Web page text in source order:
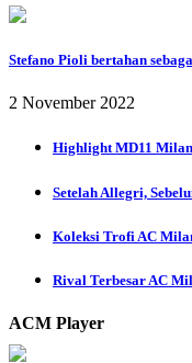
Stefano Pioli bertahan
2 November 2022
Highlight MD11 Milan
Setelah Allegri,
Koleksi Trofi AC
Rival Terbesar AC
ACM Player